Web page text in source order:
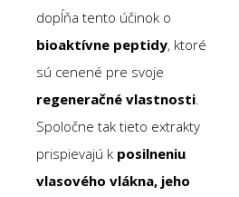
dopĺňa tento účinok o
bioaktívne peptidy, ktoré
sú cenené pre svoje
regeneračné vlastnosti
Spoločne tak tieto extrakty
prispievajú k posilneniu
vlasového vlákna, jeho